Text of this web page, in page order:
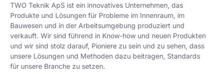
TWO Teknik ApS ist ein innovatives Unternehmen, das
Produkte und Lösungen für Probleme im Innenraum, im
Bauwesen und in der Arbeitsumgebung produziert und
verkauft. Wir sind führend in Know-how und neuen Produkten
und wir sind stolz darauf, Pioniere zu sein und zu sehen, dass
unsere Lösungen und Methoden dazu beitragen, Standards
für unsere Branche zu setzen.